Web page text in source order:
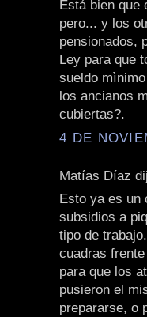
Está bien que
pero... y los
pensionados,
Ley para que
sueldo
los ancianos
cubiertas?.
4 DE
Matías Díaz
Esto ya es un
subsidios a
tipo de
cuadras
para que los
pusieron el
prepararse, o